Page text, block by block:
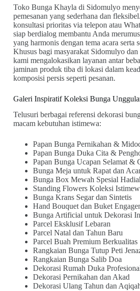
Toko Bunga Khayla di Sidomulyo
pemesanan yang sederhana dan
konsultasi prioritas via telepon atau
siap berdialog membantu Anda
yang harmonis dengan tema acara serta
Khusus bagi masyarakat Sidomulyo dan
kami mengalokasikan layanan antar
jaminan produk tiba di lokasi dalam
komposisi persis seperti pesanan.
Galeri Inspiratif Koleksi Bunga
Telusuri berbagai referensi dekorasi
macam kebutuhan istimewa:
Papan Bunga Pernikahan &
Papan Bunga Duka Cita &
Papan Bunga Ucapan Selamat &
Bunga Meja untuk Rapat dan
Bunga Box Mewah Spesial
Standing Flowers Koleksi
Bunga Krans Segar dan Sintetis
Hand Bouquet dan Buket
Bunga Artificial untuk Dekorasi
Parcel Eksklusif Lebaran
Parcel Natal dan Tahun Baru
Parcel Buah Premium Berkualitas
Rangkaian Bunga Tutup Peti
Rangkaian Bunga Salib Doa
Dekorasi Rumah Duka
Dekorasi Pernikahan dan Akad
Dekorasi Ulang Tahun dan